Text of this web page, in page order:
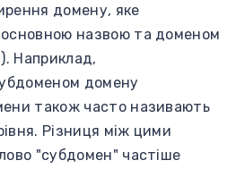
домену, яке
назвою та доменом
Наприклад,
домену
також часто називають
Різниця між цими
"субдомен" частіше